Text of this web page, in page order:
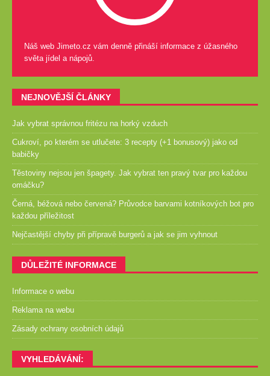
Náš web Jimeto.cz vám denně přináší informace z úžasného
světa jídel a nápojů.
NEJNOVĚJŠÍ ČLÁNKY
Jak vybrat správnou fritézu na horký vzduch
Cukroví, po kterém se utlučete: 3 recepty (+1 bonusový) jako od
babičky
Těstoviny nejsou jen špagety. Jak vybrat ten pravý tvar pro každou
omáčku?
Černá, béžová nebo červená? Průvodce barvami kotníkových bot pro
každou příležitost
Nejčastější chyby při přípravě burgerů a jak se jim vyhnout
DŮLEŽITÉ INFORMACE
Informace o webu
Reklama na webu
Zásady ochrany osobních údajů
VYHLEDÁVÁNÍ: